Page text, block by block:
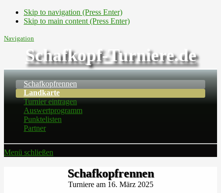
Skip to navigation (Press Enter)
Skip to main content (Press Enter)
Navigation
Schafkopf-Turniere.de
Schafkopfrennen
Landkarte
Turnier eintragen
Auswertprogramm
Punktelisten
Partner
Menü schließen
Schafkopfrennen
Turniere am 16. März 2025